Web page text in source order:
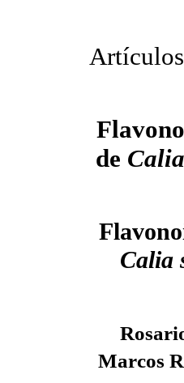
de
Calia
Marcos